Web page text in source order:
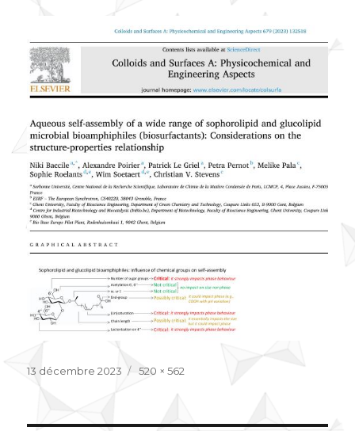
Publié
13 décembre 2023
Taille
520 × 562